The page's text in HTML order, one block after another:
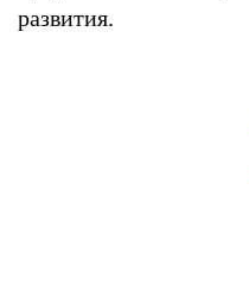
развития.